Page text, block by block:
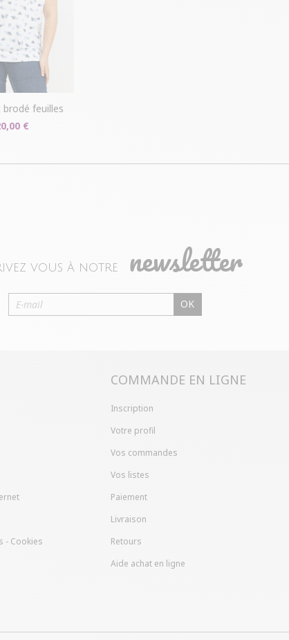
brodé feuilles
€
vous à notre newsletter
OK
- Cookies
COMMANDE EN LIGNE
Inscription
Votre profil
Vos commandes
Vos listes
Paiement
Livraison
Retours
Aide achat en ligne